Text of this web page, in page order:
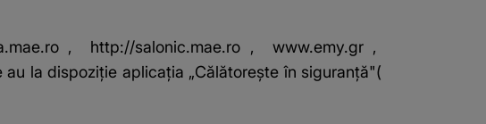
, http://salonic.mae.ro , www.emy.gr,
la dispoziţie aplicaţia „Călătoreşte în siguranţă"(